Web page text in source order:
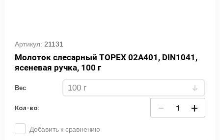
Артикул: 21131
Молоток слесарный TOPEX 02A401, DIN1041,
ясеневая ручка, 100 г
Вес
Кол-во: − +
Добавить к сравнению